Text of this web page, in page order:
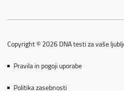
Copyright © 2026 DNA testi za vaše
Pravila in pogoji uporabe
Politika zasebnosti